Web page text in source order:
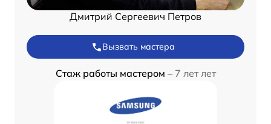
Дмитрий Сергеевич Петров
Вызвать мастера
Стаж работы мастером – 7 лет лет